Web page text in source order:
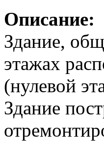
Описание:
Здание,
этажах
(нулевой
Здание